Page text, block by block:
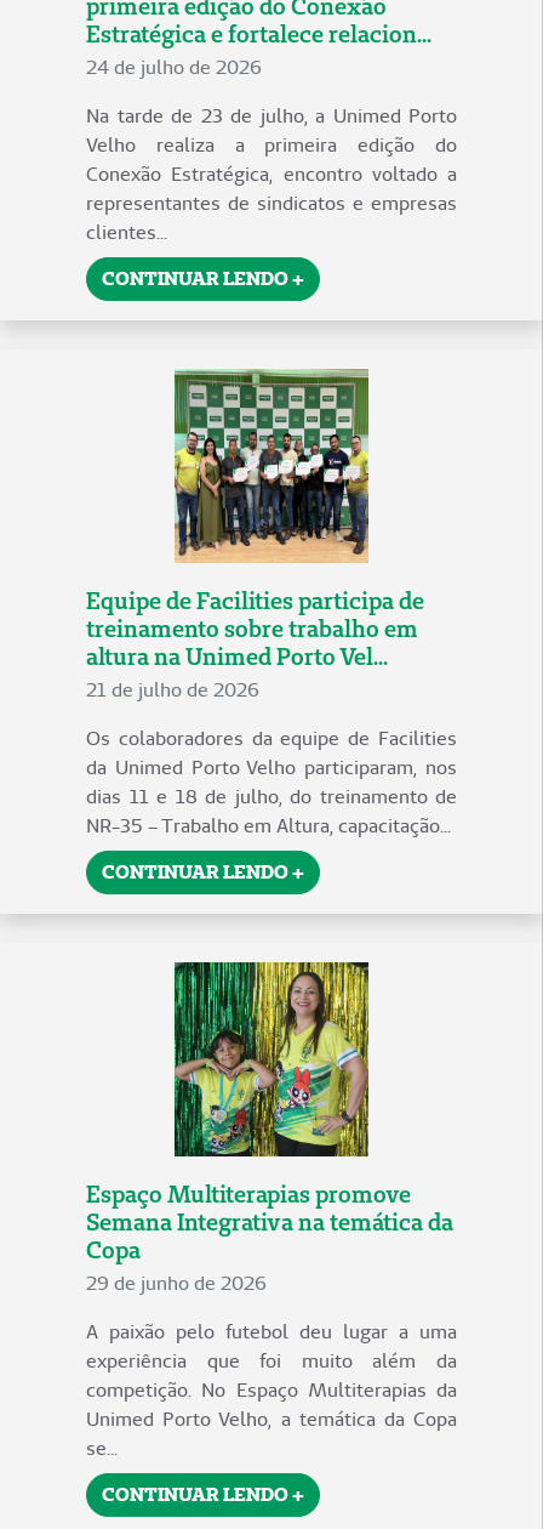
primeira edição do Conexão
Estratégica e fortalece relacion...
24 de julho de 2026
Na tarde de 23 de julho, a Unimed Porto
Velho realiza a primeira edição do
Conexão Estratégica, encontro voltado a
representantes de sindicatos e empresas
clientes...
CONTINUAR LENDO +
Equipe de Facilities participa de
treinamento sobre trabalho em
altura na Unimed Porto Vel...
21 de julho de 2026
Os colaboradores da equipe de Facilities
da Unimed Porto Velho participaram, nos
dias 11 e 18 de julho, do treinamento de
NR-35 – Trabalho em Altura, capacitação...
CONTINUAR LENDO +
Espaço Multiterapias promove
Semana Integrativa na temática da
Copa
29 de junho de 2026
A paixão pelo futebol deu lugar a uma
experiência que foi muito além da
competição. No Espaço Multiterapias da
Unimed Porto Velho, a temática da Copa
se...
CONTINUAR LENDO +